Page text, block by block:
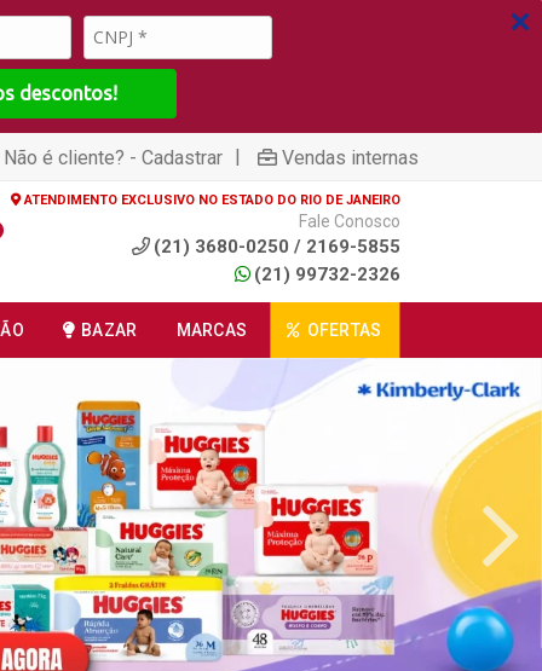
descontos!
Não é cliente? - Cadastrar | Vendas internas
ATENDIMENTO EXCLUSIVO NO ESTADO DO RIO DE JANEIRO
Fale Conosco
(21) 3680-0250 / 2169-5855
(21) 99732-2326
BAZAR MARCAS OFERTAS